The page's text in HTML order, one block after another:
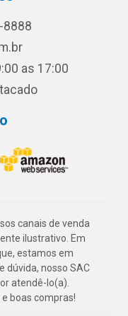
8888
as 17:00
canais de venda
ilustrativo. Em
estamos em
dúvida, nosso SAC
atendê-lo(a).
boas compras!